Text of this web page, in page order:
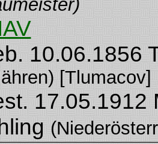
10.06.1856
[Tlumacov]
17.05.1912